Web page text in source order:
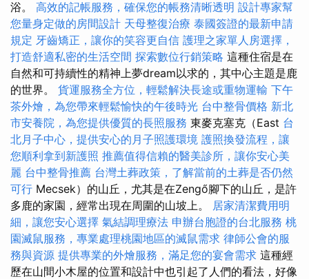
浴。 高效的記帳服務，確保您的帳務清晰透明 設計專家幫
您量身定做的房間設計 天母整復治療 泰國簽證的最新申請
規定 牙齒矯正，讓你的笑容更自信 護理之家單人房選擇，
打造舒適私密的生活空間 探索數位行銷策略 這種住宿是在
自然和可持續性的精神上夢dream以求的，其中心主題是鹿
的世界。 貨運服務全方位，輕鬆解決長途或重物運輸 下午
茶外燴，為您帶來輕鬆愉快的午後時光 台中整骨價格 新北
市安養院，為您提供優質的長照服務 東麥克塞克（East 台
北月子中心，提供安心的月子照護環境 護照換發流程，讓
您順利拿到新護照 推薦值得信賴的醫美診所，讓你安心美
麗 台中整骨推薦 台灣土葬政策，了解當前的土葬是否仍然
可行 Mecsek）的山丘，尤其是在Zengő腳下的山丘，是許
多鹿的家園，經常出現在周圍的山坡上。 居家清潔費用明
細，讓您安心選擇 氣結調理療法 申辦台胞證的台北服務 桃
園滅鼠服務，專業處理桃園地區的滅鼠需求 律師公會的服
務與資源 提供專業的外燴服務，滿足您的宴會需求 這種經
歷在山間小木屋的位置和設計中也引起了人們的看法，好像